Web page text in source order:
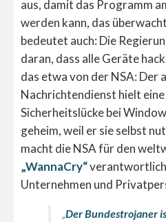
aus, damit das Programm
werden kann, das
bedeutet auch: Die
daran, dass alle Geräte
das etwa von der NSA: Der
Nachrichtendienst hielt
Sicherheitslücke bei
geheim, weil er sie selbst
macht die NSA für den
„WannaCry“
Unternehmen und
„Der Bundestrojaner